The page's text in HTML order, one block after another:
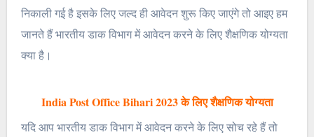
निकाली गई है इसके लिए जल्द ही आवेदन शुरू किए जाएंगे तो आइए हम
जानते हैं भारतीय डाक विभाग में आवेदन करने के लिए शैक्षणिक योग्यता
क्या है।
India Post Office Bihari 2023 के लिए शैक्षणिक योग्यता
यदि आप भारतीय डाक विभाग में आवेदन करने के लिए सोच रहे हैं तो